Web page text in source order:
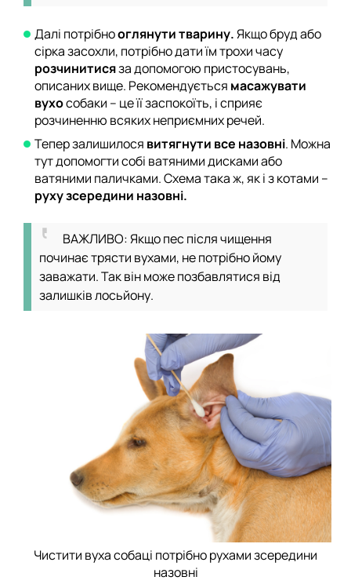
Далі потрібнооглянути тварину.Якщо бруд або
сірка засохли, потрібно дати їм трохи часу
розчинитисяза допомогою пристосувань,
описаних вище. Рекомендується масажувати
вухособаки – це її заспокоїть, і сприяє
розчиненню всяких неприємних речей.
Тепер залишилося витягнути все назовні. Можна
тут допомогти собі ватяними дисками або
ватяними паличками. Схема така ж, як і з котами –
руху зсередини назовні.
ВАЖЛИВО: Якщо пес після чищення
починає трясти вухами, не потрібно йому
заважати. Так він може позбавлятися від
залишків лосьйону.
Чистити вуха собаці потрібно рухами зсередини
назовні